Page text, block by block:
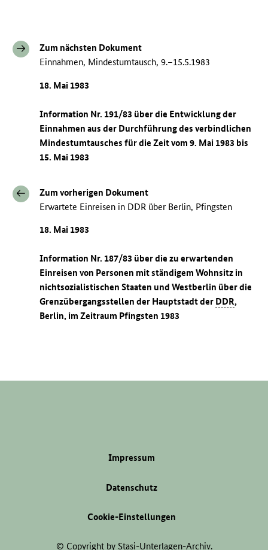
Zum nächsten Dokument
Einnahmen, Mindestumtausch, 9.–15.5.1983
18. Mai 1983
Information Nr. 191/83 über die Entwicklung der
Einnahmen aus der Durchführung des verbindlichen
Mindestumtausches für die Zeit vom 9. Mai 1983 bis
15. Mai 1983
Zum vorherigen Dokument
Erwartete Einreisen in DDR über Berlin, Pfingsten
18. Mai 1983
Information Nr. 187/83 über die zu erwartenden
Einreisen von Personen mit ständigem Wohnsitz in
nichtsozialistischen Staaten und Westberlin über die
Grenzübergangsstellen der Hauptstadt der DDR,
Berlin, im Zeitraum Pfingsten 1983
Impressum
Datenschutz
Cookie-Einstellungen
© Copyright by Stasi-Unterlagen-Archiv.